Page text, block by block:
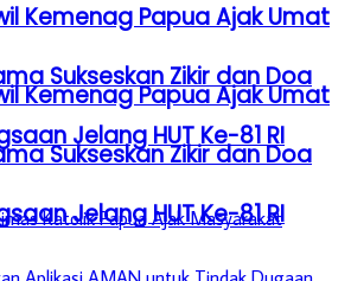
Kemenag Papua Ajak Umat
Sukseskan Zikir dan Doa
Jelang HUT Ke-81 RI
Kemenag Papua Ajak Umat
Sukseskan Zikir dan Doa
Jelang HUT Ke-81 RI